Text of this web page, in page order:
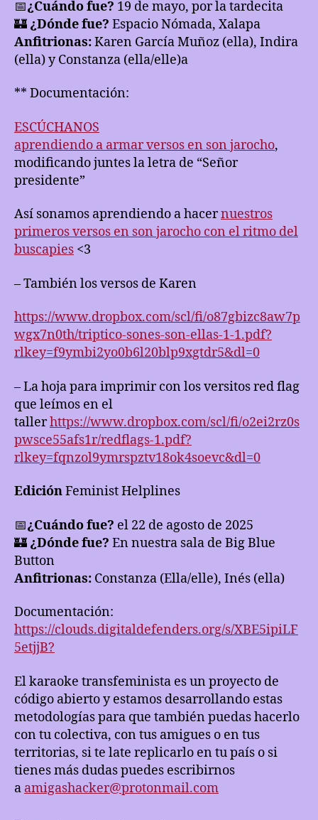
📅¿Cuándo fue? 19 de mayo, por la tardecita
🏰 ¿Dónde fue? Espacio Nómada, Xalapa
Anfitrionas:Karen García Muñoz (ella), Indira
(ella) y Constanza (ella/elle)a
** Documentación:
ESCÚCHANOS
aprendiendo a armar versos en son jarocho,
modificando juntes la letra de “Señor
presidente”
Así sonamos aprendiendo a hacernuestros
primeros versos en son jarocho con el ritmo del
buscapies <3
– También los versos de Karen
https://www.dropbox.com/scl/fi/o87gbizc8aw7p
wgx7n0th/triptico-sones-son-ellas-1-1.pdf?
rlkey=f9ymbi2yo0b6l20blp9xgtdr5&dl=0
– La hoja para imprimir con los versitos red flag
que leímos en el
tallerhttps://www.dropbox.com/scl/fi/o2ei2rz0s
pwsce55afs1r/redflags-1.pdf?
rlkey=fqnzol9ymrspztv18ok4soevc&dl=0
EdiciónFeminist Helplines
📅¿Cuándo fue? el 22 de agosto de 2025
🏰 ¿Dónde fue? En nuestra sala de Big Blue
Button
Anfitrionas: Constanza (Ella/elle), Inés (ella)
Documentación:
https://clouds.digitaldefenders.org/s/XBE5ipiLF
5etjjB?
El karaoke transfeminista es un proyecto de
código abierto y estamos desarrollando estas
metodologías para que también puedas hacerlo
con tu colectiva, con tus amigues o en tus
territorias, si te late replicarlo en tu país o si
tienes más dudas puedes escribirnos
a amigashacker@protonmail.com